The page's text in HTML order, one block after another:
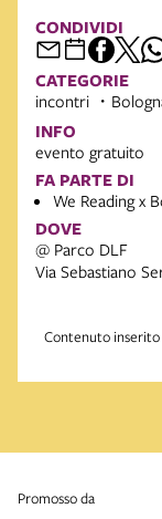
CONDIVIDI
CATEGORIE
incontri
INFO
evento gratuito
FA PARTE DI
We Reading x
DOVE
@ Parco DLF
Via Sebastiano
Contenuto
promosso da